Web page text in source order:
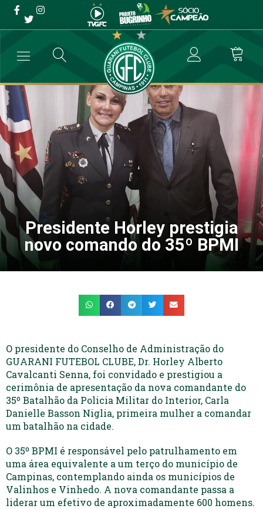
Presidente Horley prestigia
novo comando do 35º BPMI
→ Canal do Presidente → Presidente Horley prestigia novo
Presidente Horley prestigia
novo comando do 35º BPMI
O presidente do Conselho de Administração do
GUARANI FUTEBOL CLUBE, Dr. Horley Alberto
Cavalcanti Senna, foi convidado e prestigiou a
cerimônia de apresentação da nova comandante do
35º Batalhão da Policia Militar do Interior, Carla
Danielle Basson Niglia, primeira mulher a comandar
um batalhão na cidade.
O 35º BPMI é responsável pelo patrulhamento em
uma área equivalente a um terço do município de
Campinas, contemplando ainda os municípios de
Valinhos e Vinhedo. A nova comandante passa a
liderar um efetivo de aproximadamente 600 homens.